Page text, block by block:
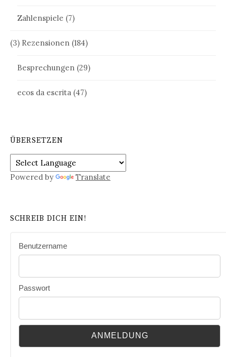
Zahlenspiele (7)
(3) Rezensionen (184)
Besprechungen (29)
ecos da escrita (47)
ÜBERSETZEN
Powered by Translate
SCHREIB DICH EIN!
Benutzername
Passwort